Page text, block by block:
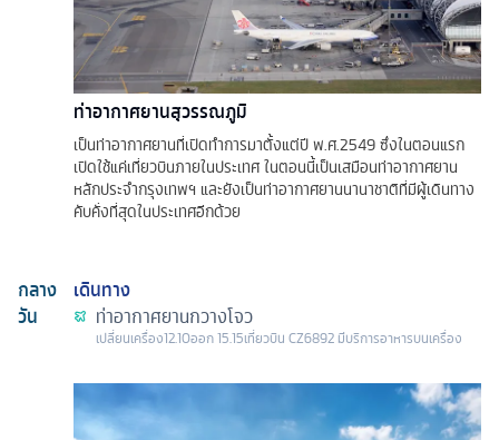
ท่าอากาศยานสุวรรณภูมิ
เป็นท่าอากาศยานที่เปิดทำการมาตั้งแต่ปี พ.ศ.2549 ซึ่งในตอนแรก
เปิดใช้แค่เที่ยวบินภายในประเทศ ในตอนนี้เป็นเสมือนท่าอากาศยาน
หลักประจำกรุงเทพฯ และยังเป็นท่าอากาศยานนานาชาติที่มีผู้เดินทาง
คับคั่งที่สุดในประเทศอีกด้วย
กลาง
วัน
เดินทาง
ท่าอากาศยานกวางโจว
เปลี่ยนเครื่อง12.10ออก15.15เที่ยวบิน CZ6892 มีบริการอาหารบนเครื่อง